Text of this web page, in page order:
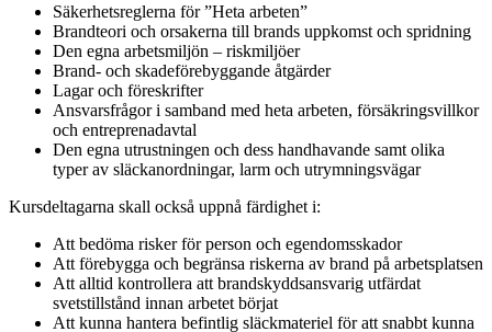
Säkerhetsreglerna för ”Heta arbeten”
Brandteori och orsakerna till brands uppkomst och spridning
Den egna arbetsmiljön – riskmiljöer
Brand- och skadeförebyggande åtgärder
Lagar och föreskrifter
Ansvarsfrågor i samband med heta arbeten, försäkringsvillkor
och entreprenadavtal
Den egna utrustningen och dess handhavande samt olika
typer av släckanordningar, larm och utrymningsvägar
Kursdeltagarna skall också uppnå färdighet i:
Att bedöma risker för person och egendomsskador
Att förebygga och begränsa riskerna av brand på arbetsplatsen
Att alltid kontrollera att brandskyddsansvarig utfärdat
svetstillstånd innan arbetet börjat
Att kunna hantera befintlig släckmateriel för att snabbt kunna